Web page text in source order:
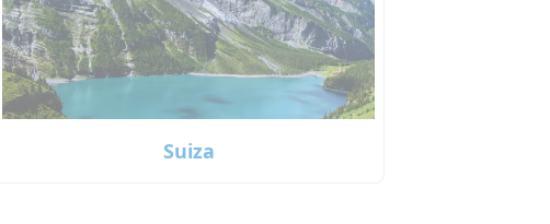
Suiza